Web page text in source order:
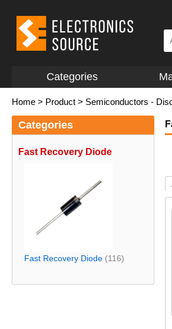
Categories
Home > Product > Semiconductors -
Categories
Fast Recovery Diode
Fast Recovery Diode (116)